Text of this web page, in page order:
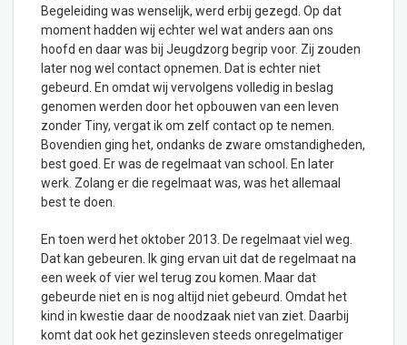
Begeleiding was wenselijk, werd erbij gezegd. Op dat
moment hadden wij echter wel wat anders aan ons
hoofd en daar was bij Jeugdzorg begrip voor. Zij zouden
later nog wel contact opnemen. Dat is echter niet
gebeurd. En omdat wij vervolgens volledig in beslag
genomen werden door het opbouwen van een leven
zonder Tiny, vergat ik om zelf contact op te nemen.
Bovendien ging het, ondanks de zware omstandigheden,
best goed. Er was de regelmaat van school. En later
werk. Zolang er die regelmaat was, was het allemaal
best te doen.
En toen werd het oktober 2013. De regelmaat viel weg.
Dat kan gebeuren. Ik ging ervan uit dat de regelmaat na
een week of vier wel terug zou komen. Maar dat
gebeurde niet en is nog altijd niet gebeurd. Omdat het
kind in kwestie daar de noodzaak niet van ziet. Daarbij
komt dat ook het gezinsleven steeds onregelmatiger